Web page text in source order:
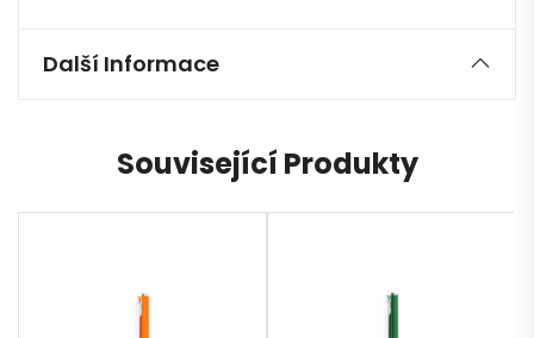
Další Informace
Související Produkty